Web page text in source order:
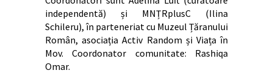
independentă) și MNȚRplusC (Ilina
Schileru), în parteneriat cu Muzeul Țăranului
Român, asociația Activ Random și Viața în
Mov. Coordonator comunitate: Rashiqa
Omar.